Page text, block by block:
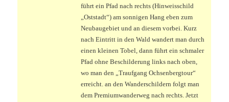
führt ein Pfad nach rechts (Hinweisschild
„Oststadt“) am sonnigen Hang eben zum
Neubaugebiet und an diesem vorbei. Kurz
nach Eintritt in den Wald wandert man durch
einen kleinen Tobel, dann führt ein schmaler
Pfad ohne Beschilderung links nach oben,
wo man den „Traufgang Ochsenbergtour“
erreicht. an den Wanderschildern folgt man
dem Premiumwanderweg nach rechts. Jetzt